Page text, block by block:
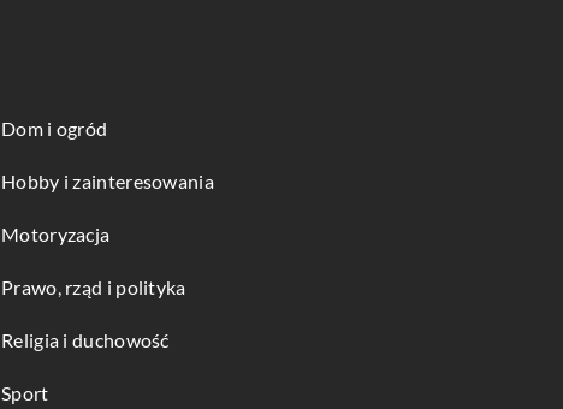
Dom i ogród
Hobby i zainteresowania
Motoryzacja
Prawo, rząd i polityka
Religia i duchowość
Sport